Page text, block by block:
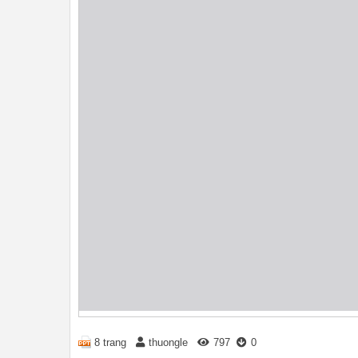
8 trang thuongle 797 0